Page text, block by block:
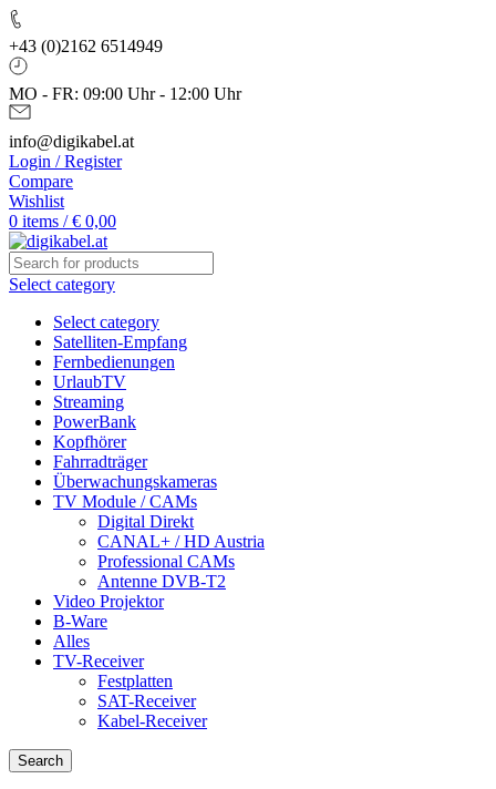
+43 (0)2162 6514949
MO - FR: 09:00 Uhr - 12:00 Uhr
info@digikabel.at
Login / Register
Compare
Wishlist
0 items / € 0,00
Select category
Select category
Satelliten-Empfang
Fernbedienungen
UrlaubTV
Streaming
PowerBank
Kopfhörer
Fahrradträger
Überwachungskameras
TV Module / CAMs
Digital Direkt
CANAL+ / HD Austria
Professional CAMs
Antenne DVB-T2
Video Projektor
B-Ware
Alles
TV-Receiver
Festplatten
SAT-Receiver
Kabel-Receiver
Search